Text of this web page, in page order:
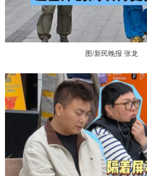
图/新民晚报 张龙